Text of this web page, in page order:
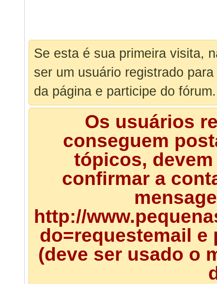
Se esta é sua primeira visita,
ser um usuário registrado
da página e participe do fórum.
Os usuários
conseguem
tópicos,
confirmar a
http://
do=requestemail
(deve ser usado o